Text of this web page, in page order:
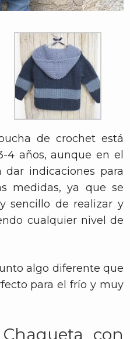
de crochet está
4 años, aunque en el
indicaciones para
medidas, ya que se
sencillo de realizar y
cualquier nivel de
algo diferente que
para el frío y muy
con